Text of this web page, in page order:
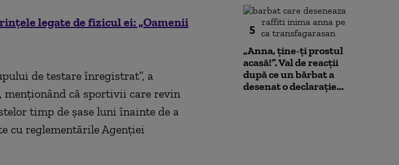
legate de fizicul ei: „Oamenii
de testare înregistrat”, a
că sportivii care revin
timp de șase luni înainte de a
cu reglementările Agenției
5
„Anna, ţine-ţi prostul
acasă!”. Val de reacții
după ce un bărbat a
desenat o declarație...